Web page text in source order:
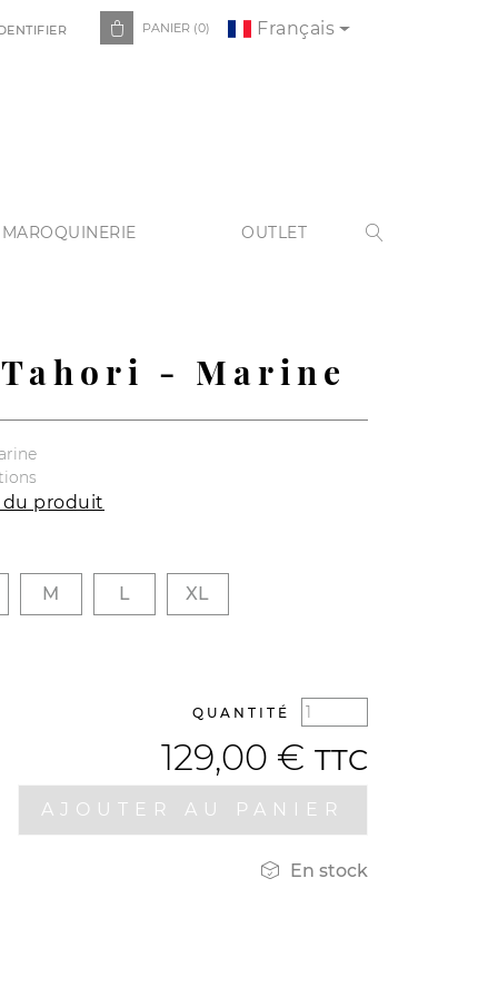
 PANIER (0) Français
OUTLET 
- Marine
du produit
M L XL
QUANTITÉ
129,00 € TTC
AJOUTER AU PANIER
 En stock